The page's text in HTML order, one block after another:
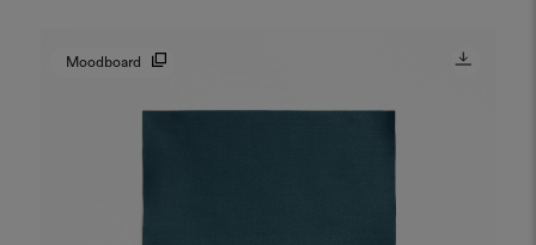
Moodboard